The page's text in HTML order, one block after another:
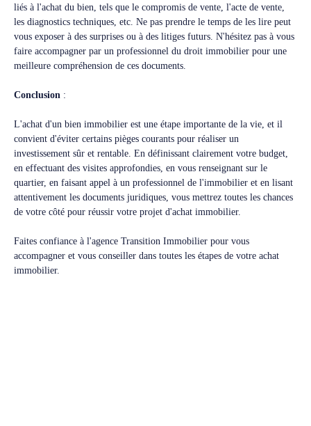
liés à l'achat du bien, tels que le compromis de vente, l'acte de vente,
les diagnostics techniques, etc. Ne pas prendre le temps de les lire peut
vous exposer à des surprises ou à des litiges futurs. N'hésitez pas à vous
faire accompagner par un professionnel du droit immobilier pour une
meilleure compréhension de ces documents.
Conclusion :
L'achat d'un bien immobilier est une étape importante de la vie, et il
convient d'éviter certains pièges courants pour réaliser un
investissement sûr et rentable. En définissant clairement votre budget,
en effectuant des visites approfondies, en vous renseignant sur le
quartier, en faisant appel à un professionnel de l'immobilier et en lisant
attentivement les documents juridiques, vous mettrez toutes les chances
de votre côté pour réussir votre projet d'achat immobilier.
Faites confiance à l'agence Transition Immobilier pour vous
accompagner et vous conseiller dans toutes les étapes de votre achat
immobilier.